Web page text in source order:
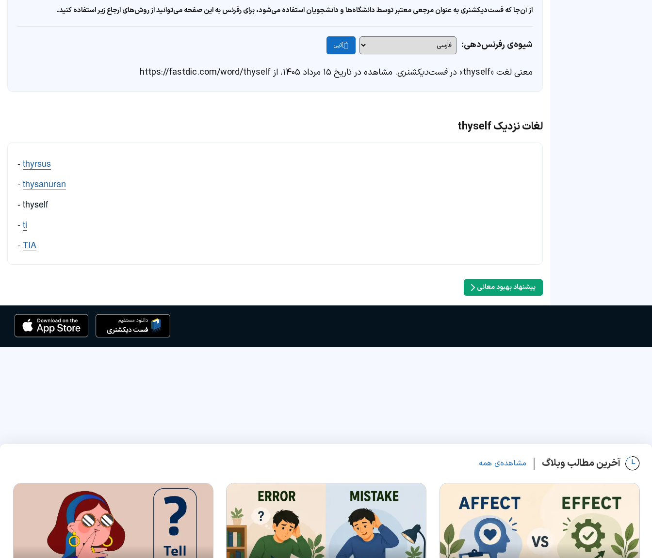
از آن‌جا که فست‌دیکشنری به عنوان مرجعی معتبر توسط دانشگاه‌ها و دانشجویان استفاده می‌شود، برای رفرنس به این صفحه می‌توانید از روش‌های ارجاع زیر استفاده کنید.
شیوه‌ی رفرنس‌دهی: کپی
معنی لغت «thyself» در فست‌دیکشنری. مشاهده در تاریخ ۱۵ مرداد ۱۴۰۵، از https://fastdic.com/word/thyself
لغات نزدیک thyself
-thyrsus
-thysanuran
- thyself
-ti
-TIA
پیشنهاد بهبود معانی
آخرین مطالب وبلاگ مشاهده‌ی همه